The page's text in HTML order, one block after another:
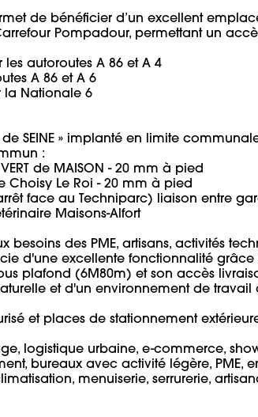
de bénéficier d’un excellent
Pompadour, permettant un
les autoroutes A 86 et A 4
A 86 et A 6
la Nationale 6
de SEINE » implanté en limite
:
de MAISON - 20 mm à pied
Choisy Le Roi - 20 mm à pied
face au Techniparc) liaison entre
Maisons-Alfort
besoins des PME, artisans, activités
d'une excellente fonctionnalité
plafond (6M80m) et son accès
et d'un environnement de travail
et places de stationnement
logistique urbaine, e-commerce,
bureaux avec activité légère, PME,